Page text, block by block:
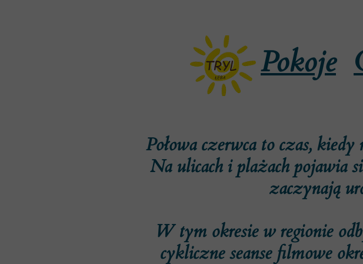
Połowa czerwca to czas,
Na ulicach i plażach pojawia
zaczynają
W tym okresie w regionie
cykliczne seanse filmowe
Pokoje